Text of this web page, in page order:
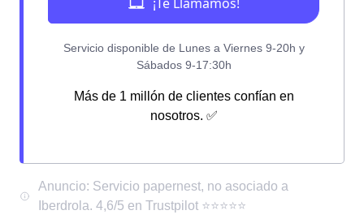
Más de 1 millón de clientes confían en
nosotros. ✅